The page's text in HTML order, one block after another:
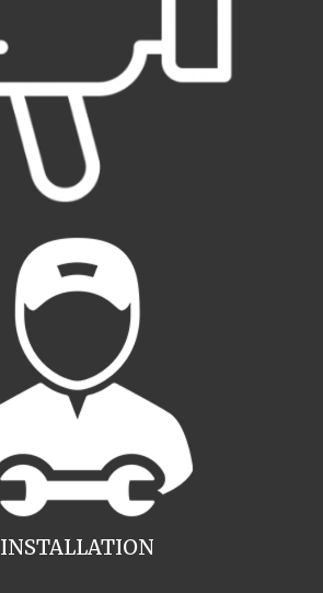
INSTALLATION